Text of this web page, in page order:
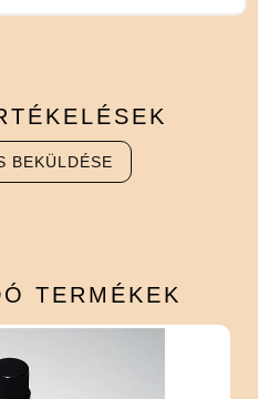
BEKÜLDÉSE
TERMÉKEK